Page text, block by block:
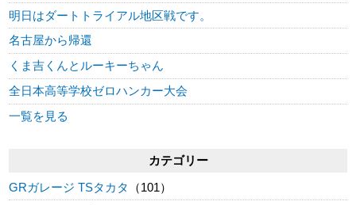
明日はダートトライアル地区戦です。
名古屋から帰還
くま吉くんとルーキーちゃん
全日本高等学校ゼロハンカー大会
一覧を見る
カテゴリー
GRガレージ TSタカタ
（101）